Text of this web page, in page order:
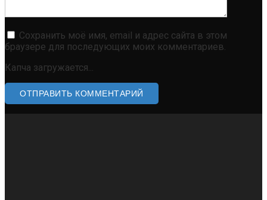
Сохранить моё имя, email и адрес сайта в этом
браузере для последующих моих комментариев.
Капча загружается...